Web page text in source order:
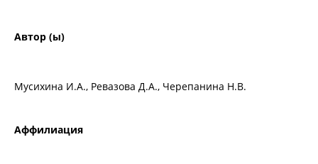
Автор (ы)
Мусихина И.А., Ревазова Д.А., Черепанина Н.В.
Аффилиация